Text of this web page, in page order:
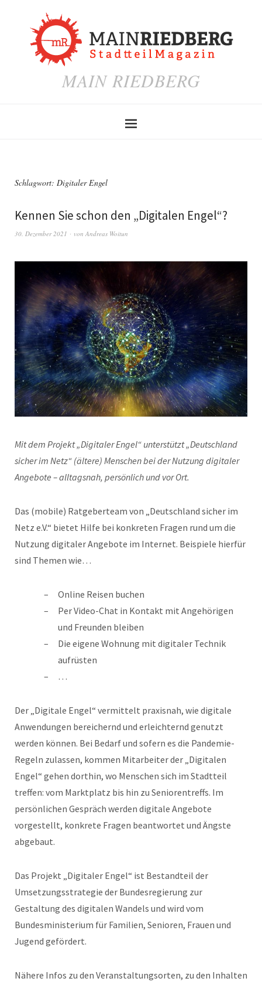
MAIN RIEDBERG
Schlagwort: Digitaler Engel
Kennen Sie schon den „Digitalen Engel“?
30. Dezember 2021 von Andreas Woitun
Mit dem Projekt „Digitaler Engel“ unterstützt „Deutschland
sicher im Netz“ (ältere) Menschen bei der Nutzung digitaler
Angebote – alltagsnah, persönlich und vor Ort.
Das (mobile) Ratgeberteam von „Deutschland sicher im
Netz e.V.“ bietet Hilfe bei konkreten Fragen rund um die
Nutzung digitaler Angebote im Internet. Beispiele hierfür
sind Themen wie…
Online Reisen buchen
Per Video-Chat in Kontakt mit Angehörigen
und Freunden bleiben
Die eigene Wohnung mit digitaler Technik
aufrüsten
…
Der „Digitale Engel“ vermittelt praxisnah, wie digitale
Anwendungen bereichernd und erleichternd genutzt
werden können. Bei Bedarf und sofern es die Pandemie-
Regeln zulassen, kommen Mitarbeiter der „Digitalen
Engel“ gehen dorthin, wo Menschen sich im Stadtteil
treffen: vom Marktplatz bis hin zu Seniorentreffs. Im
persönlichen Gespräch werden digitale Angebote
vorgestellt, konkrete Fragen beantwortet und Ängste
abgebaut.
Das Projekt „Digitaler Engel“ ist Bestandteil der
Umsetzungsstrategie der Bundesregierung zur
Gestaltung des digitalen Wandels und wird vom
Bundesministerium für Familien, Senioren, Frauen und
Jugend gefördert.
Nähere Infos zu den Veranstaltungsorten, zu den Inhalten